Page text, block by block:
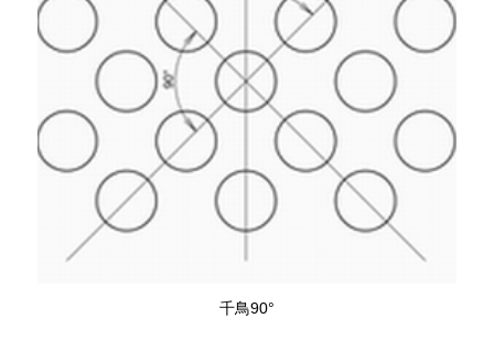
千鳥90°